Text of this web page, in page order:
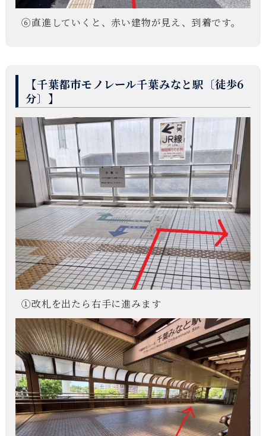
⑥直進していくと、赤い建物が見え、到着です。
【千葉都市モノレール千葉みなと駅〔徒歩6
分〕】
①改札を出たら右手に進みます